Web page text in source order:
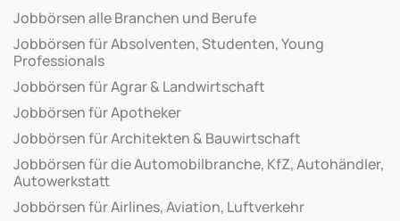
Jobbörsen alle Branchen und Berufe
Jobbörsen für Absolventen, Studenten, Young
Professionals
Jobbörsen für Agrar & Landwirtschaft
Jobbörsen für Apotheker
Jobbörsen für Architekten & Bauwirtschaft
Jobbörsen für die Automobilbranche, KfZ, Autohändler,
Autowerkstatt
Jobbörsen für Airlines, Aviation, Luftverkehr